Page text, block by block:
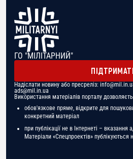
ГО "МІЛІТАРНИЙ"
Надіслати новину або пресреліз:
ads@mil.in.ua
Використання матеріалів порталу
обов'язкове пряме, відкрите для
конкретний матеріал
при публікації не в Інтернеті – вказання
Матеріали «Спецпроектів» публікуються